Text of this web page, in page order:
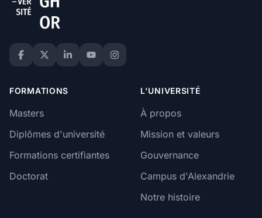
FORMATIONS
Masters
Diplômes d'université
Formations certifiantes
Doctorat
L'UNIVERSITÉ
À propos
Mission et valeurs
Gouvernance
Campus d'Alexandrie
Notre histoire